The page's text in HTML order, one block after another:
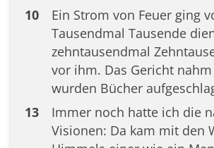
10
Ein Strom von Feuer ging
Tausendmal Tausende
zehntausendmal
vor ihm. Das Gericht
wurden Bücher
13
Immer noch hatte ich die
Visionen: Da kam mit den